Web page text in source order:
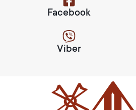
Facebook
Viber